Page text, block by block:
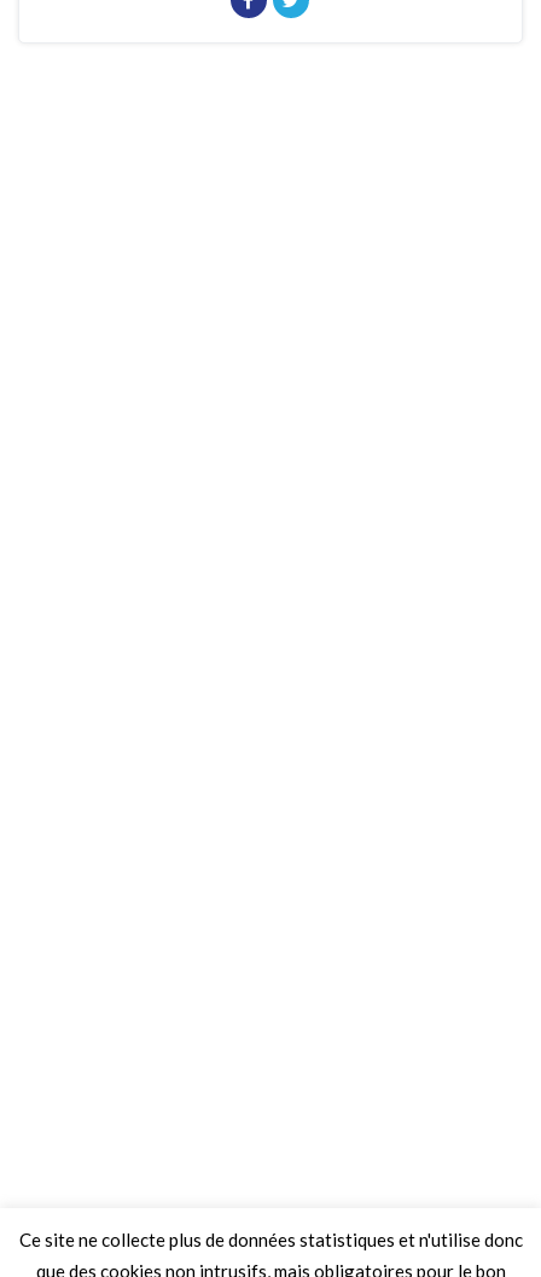
Ce site ne collecte plus de données statistiques et n'utilise donc
que des cookies non intrusifs, mais obligatoires pour le bon